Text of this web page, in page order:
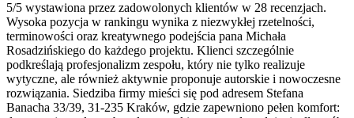
5/5 wystawiona przez zadowolonych klientów w 28 recenzjach.
Wysoka pozycja w rankingu wynika z niezwykłej rzetelności,
terminowości oraz kreatywnego podejścia pana Michała
Rosadzińskiego do każdego projektu. Klienci szczególnie
podkreślają profesjonalizm zespołu, który nie tylko realizuje
wytyczne, ale również aktywnie proponuje autorskie i nowoczesne
rozwiązania. Siedziba firmy mieści się pod adresem Stefana
Banacha 33/39, 31-235 Kraków, gdzie zapewniono pełen komfort: